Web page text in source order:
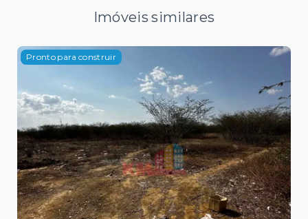
Imóveis similares
Pronto para construir